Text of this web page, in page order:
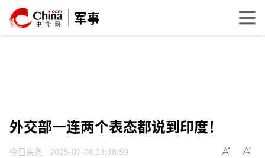
军事
外交部一连两个表态都说到印度！
今日头条 2025-07-08 13:38:59